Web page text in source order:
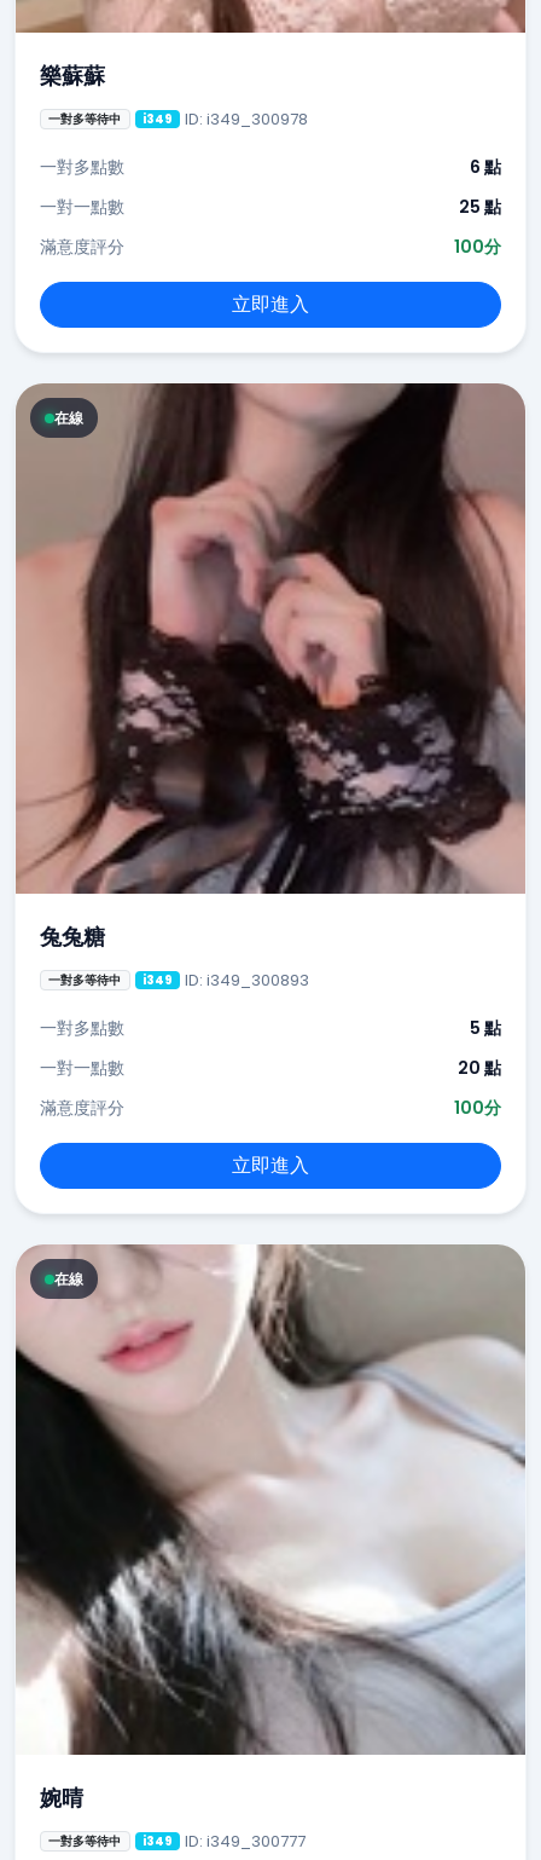
樂蘇蘇
一對多等待中 i349 ID: i349_300978
一對多點數
6 點
一對一點數
25 點
滿意度評分
100分
立即進入
在線
兔兔糖
一對多等待中 i349 ID: i349_300893
一對多點數
5 點
一對一點數
20 點
滿意度評分
100分
立即進入
在線
婉晴
一對多等待中 i349 ID: i349_300777